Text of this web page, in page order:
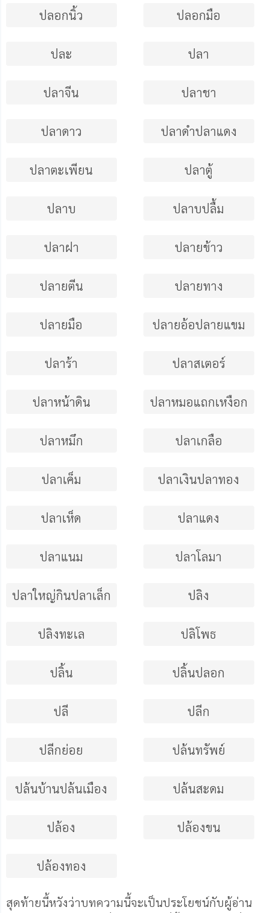
ปลอกนิ้ว ปลอกมือ
ปละ ปลา
ปลาจีน ปลาชา
ปลาดาว ปลาดำปลาแดง
ปลาตะเพียน ปลาตู้
ปลาบ ปลาบปลื้ม
ปลาฝา ปลายข้าว
ปลายตีน ปลายทาง
ปลายมือ ปลายอ้อปลายแขม
ปลาร้า ปลาสเตอร์
ปลาหน้าดิน ปลาหมอแถกเหงือก
ปลาหมึก ปลาเกลือ
ปลาเค็ม ปลาเงินปลาทอง
ปลาเห็ด ปลาแดง
ปลาแนม ปลาโลมา
ปลาใหญ่กินปลาเล็ก ปลิง
ปลิงทะเล ปลิโพธ
ปลิ้น ปลิ้นปลอก
ปลี ปลีก
ปลีกย่อย ปล้นทรัพย์
ปล้นบ้านปล้นเมือง ปล้นสะดม
ปล้อง ปล้องขน
ปล้องทอง
สุดท้ายนี้หวังว่าบทความนี้จะเป็นประโยชน์กับผู้อ่าน